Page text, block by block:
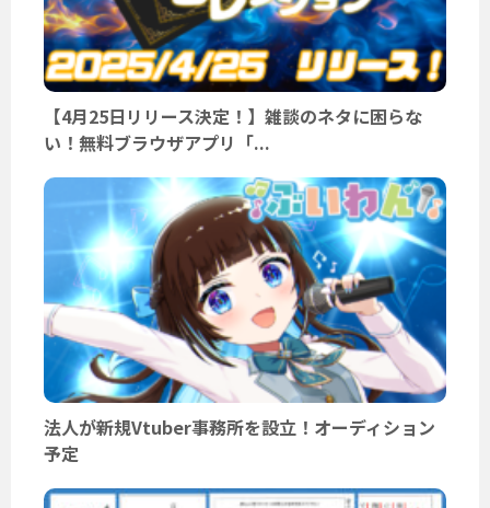
【4月25日リリース決定！】雑談のネタに困らな
い！無料ブラウザアプリ「...
法人が新規Vtuber事務所を設立！オーディション
予定